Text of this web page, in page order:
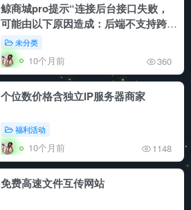
鲸商城pro提示“连接后台接口失败，
可能由以下原因造成：后端不支持跨域
CORS、接口地址不存在、请求超时
等，请联系管理员排查后端接口问题”
解决方法
未分类
10个月前 360
个位数价格含独立IP服务器商家
福利活动
10个月前 1148
免费高速文件互传网站